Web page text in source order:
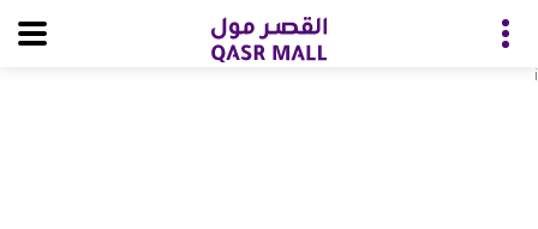
i